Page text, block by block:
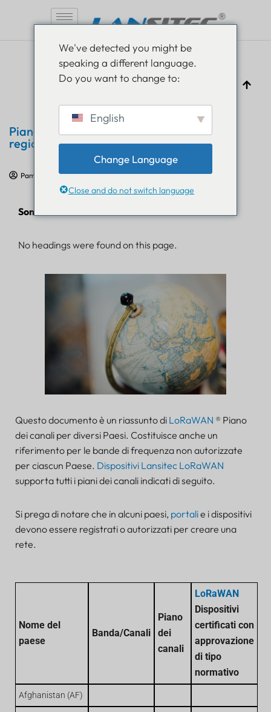
Piano di frequenza LoRaWAN per paese o
regione
Pam Luthra 27 ottobre 2023 Comunicato stampa
Sommario
No headings were found on this page.
Questo documento è un riassunto di LoRaWAN ® Piano
dei canali per diversi Paesi. Costituisce anche un
riferimento per le bande di frequenza non autorizzate
per ciascun Paese. Dispositivi Lansitec LoRaWAN
supporta tutti i piani dei canali indicati di seguito.
Si prega di notare che in alcuni paesi, portalie i dispositivi
devono essere registrati o autorizzati per creare una
rete.
Nome del
paese
Banda/Canali
Piano
dei
canali
LoRaWAN
Dispositivi
certificati con
approvazione
di tipo
normativo
Afghanistan (AF)
We've detected you might be
speaking a different language.
Do you want to change to:
English
Change Language
Close and do not switch language